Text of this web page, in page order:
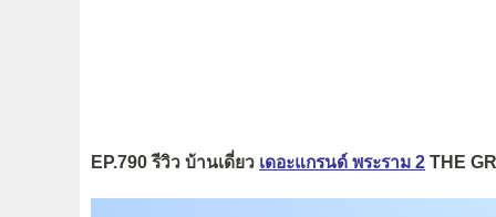
EP.790 รีวิว บ้านเดี่ยว เดอะแกรนด์ พระราม 2 THE